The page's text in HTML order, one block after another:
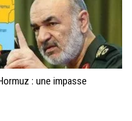
: une impasse